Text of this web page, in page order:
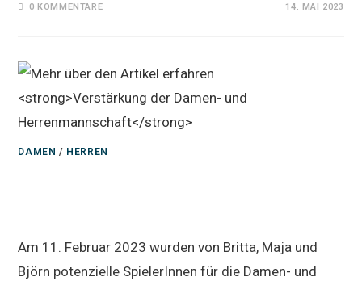
0 KOMMENTARE 14. MAI 2023
DAMEN / HERREN
Am 11. Februar 2023 wurden von Britta, Maja und
Björn potenzielle SpielerInnen für die Damen- und